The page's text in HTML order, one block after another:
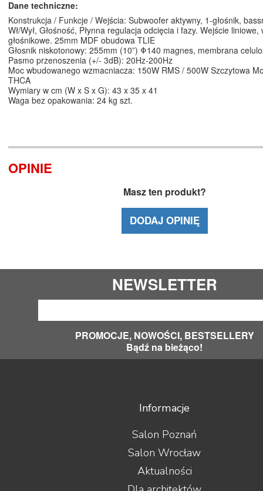
Dane techniczne:
Konstrukcja / Funkcje / Wejścia: Subwoofer aktywny, 1-głośnik,
Wł/Wył, Głośność, Płynna regulacja odcięcia i fazy. Wejście liniowe,
głośnikowe. 25mm MDF obudowa TLIE
Głosnik niskotonowy: 255mm (10”) Φ140 magnes, membrana
Pasmo przenoszenia (+/- 3dB): 20Hz-200Hz
Moc wbudowanego wzmacniacza: 150W RMS / 500W Szczytowa
THCA
Wymiary w cm (W x S x G): 43 x 35 x 41
Waga bez opakowania: 24 kg szt.
OPINIE
Masz ten produkt?
DODAJ OPINIĘ
NEWSLETTER
PROMOCJE, NOWOŚCI, BESTSELLERY
Bądź na bieżąco!
Informacje
Salon Poznań
Salon Wrocław
Aktualności